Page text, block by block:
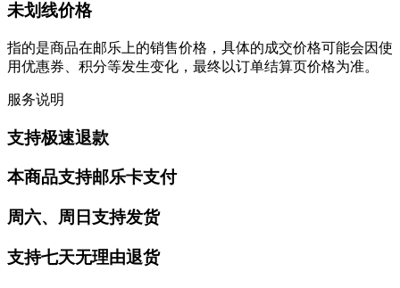
未划线价格
指的是商品在邮乐上的销售价格，具体的成交价格可能会因使
用优惠券、积分等发生变化，最终以订单结算页价格为准。
服务说明
支持极速退款
本商品支持邮乐卡支付
周六、周日支持发货
支持七天无理由退货